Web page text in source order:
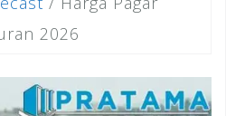
2026